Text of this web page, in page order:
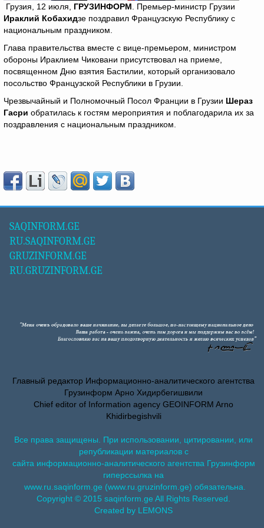
Грузия, 12 июля, ГРУЗИНФОРМ . Премьер-министр Грузии
Ираклий Кобахидзе поздравил Французскую Республику с
национальным праздником.
Глава правительства вместе с вице-премьером, министром
обороны Ираклием Чиковани присутствовал на приеме,
посвященном Дню взятия Бастилии, который организовало
посольство Французской Республики в Грузии.
Чрезвычайный и Полномочный Посол Франции в Грузии Шераз
Гасри обратилась к гостям мероприятия и поблагодарила их за
поздравления с национальным праздником.
SAQINFORM.GE
RU.SAQINFORM.GE
GRUZINFORM.GE
RU.GRUZINFORM.GE
Главный редактор Информационно-аналитического агентства
Грузинформ Арно Хидирбегишвили
Chief editor of Information agency GEOINFORM Arno
Khidirbegishvili
Все права защищены. При использовании, цитировании, или
републикации материалов с
сайта информационно-аналитического агентства Грузинформ
гиперссылка на
www.ru.saqinform.ge (www.ru.gruzinform.ge) обязательна.
Copyright © 2015 saqinform.ge All Rights Reserved.
Created by LEMONS